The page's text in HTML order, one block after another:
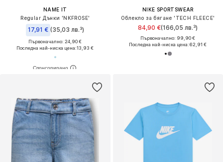
NAME IT
Regular Дънки 'NKFROSE'
17,91 € (35,03 лв.³)
Първоначално: 24,90 €
Последна най-ниска цена:13,93 €
NIKE SPORTSWEAR
Облекло за бягане 'TECH FLEECE'
84,90 €(166,05 лв.³)
Първоначално: 99,90 €
Последна най-ниска цена:62,91 €